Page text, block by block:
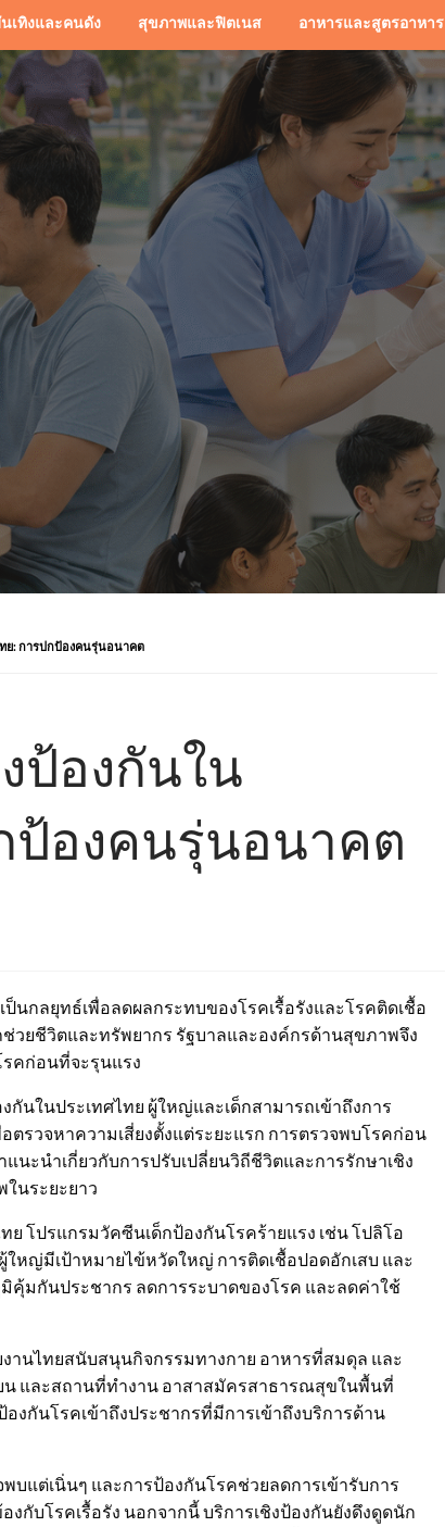
เทิงและคนดัง สุขภาพและฟิตเนส อาหารและสูตรอาหาร
ย: การปกป้องคนรุ่นอนาคต
ป้องกันใน
ป้องคนรุ่นอนาคต
นกลยุทธ์เพื่อลดผลกระทบของโรคเรื้อรังและโรคติดเชื้อ
วยชีวิตและทรัพยากร รัฐบาลและองค์กรด้านสุขภาพจึง
คก่อนที่จะรุนแรง
นในประเทศไทย ผู้ใหญ่และเด็กสามารถเข้าถึงการ
ตรวจหาความเสี่ยงตั้งแต่ระยะแรก การตรวจพบโรคก่อน
ะนำเกี่ยวกับการปรับเปลี่ยนวิถีชีวิตและการรักษาเชิง
นระยะยาว
โปรแกรมวัคซีนเด็กป้องกันโรคร้ายแรง เช่น โปลิโอ
หญ่มีเป้าหมายไข้หวัดใหญ่ การติดเชื้อปอดอักเสบ และ
คุ้มกันประชากร ลดการระบาดของโรค และลดค่าใช้
านไทยสนับสนุนกิจกรรมทางกาย อาหารที่สมดุล และ
และสถานที่ทำงาน อาสาสมัครสาธารณสุขในพื้นที่
กันโรคเข้าถึงประชากรที่มีการเข้าถึงบริการด้าน
บแต่เนิ่นๆ และการป้องกันโรคช่วยลดการเข้ารับการ
กับโรคเรื้อรัง นอกจากนี้ บริการเชิงป้องกันยังดึงดูดนัก